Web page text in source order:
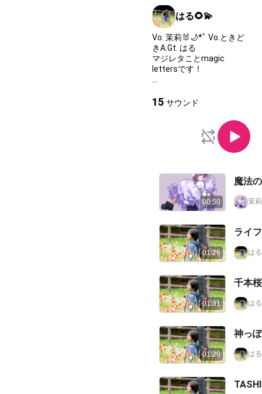
はる🌻💫
Vo. 茉莉🐰🌙*ﾟ Vo.ときど
きA.Gt. はる
マジレタことmagic
lettersです！
リストはこちら⬇️
music.com/playlists/
https://nana-
music.com/playlists/
④https://nana-
music.com/playlists/
https://nana-
music.com/playlists/
話すことが人より少し苦手
な私たちが、手紙で想いを
伝えるように魔法のような
ユニット結成前のコラボか
ら入ってます！
Since：2023.4.14
15 サウンド
00:50
魔法
茉
01:26
ライ
は
01:31
千本
は
01:20
神っ
は